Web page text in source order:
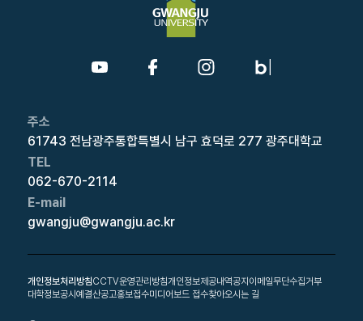
주소
61743 전남광주통합특별시 남구 효덕로 277 광주대학교
TEL
062-670-2114
E-mail
gwangju@gwangju.ac.kr
개인정보처리방침CCTV운영관리방침개인정보제공내역공지이메일무단수집거부
대학정보공시예결산공고홍보접수미디어보드 접수찾아오시는 길